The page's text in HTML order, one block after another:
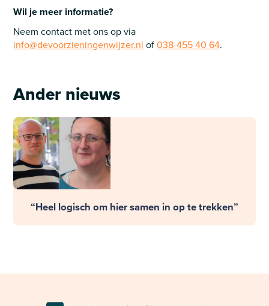
Wil je meer informatie?
Neem contact met ons op via
info@devoorzieningenwijzer.nl of038-455 40 64.
Ander nieuws
“Heel logisch om hier samen in op te trekken”